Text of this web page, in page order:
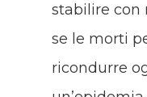
stabilire con
se le morti
ricondurre